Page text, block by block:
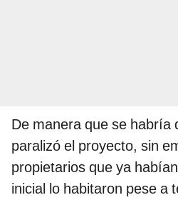
De manera que se habría
paralizó el proyecto, sin
propietarios que ya
inicial lo habitaron pese a